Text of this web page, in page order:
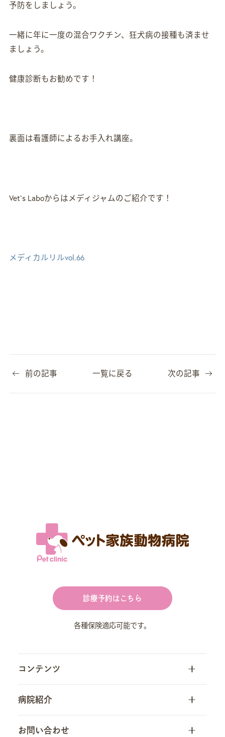
予防をしましょう。
一緒に年に一度の混合ワクチン、狂犬病の接種も済ませ
ましょう。
健康診断もお勧めです！
裏面は看護師によるお手入れ講座。
Vet`s Laboからはメディジャムのご紹介です！
メディカルリルvol.66
前の記事 一覧に戻る 次の記事
診療予約はこちら
各種保険適応可能です。
コンテンツ
トップ
病院紹介
病院一覧
お問い合わせ